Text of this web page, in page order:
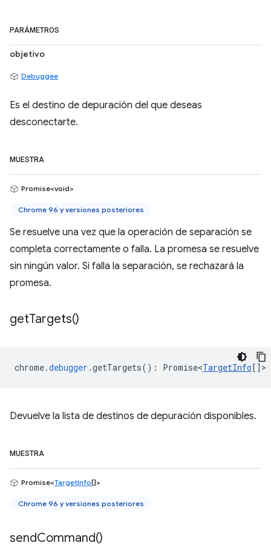
PARÁMETROS
objetivo
Debuggee
Es el destino de depuración del que deseas
desconectarte.
MUESTRA
Promise<void>
Chrome 96 y versiones posteriores
Se resuelve una vez que la operación de separación se
completa correctamente o falla. La promesa se resuelve
sin ningún valor. Si falla la separación, se rechazará la
promesa.
getTargets()
chrome.debugger .getTargets() : Promise<TargetInfo[] >
Devuelve la lista de destinos de depuración disponibles.
MUESTRA
Promise<TargetInfo[]>
Chrome 96 y versiones posteriores
sendCommand()